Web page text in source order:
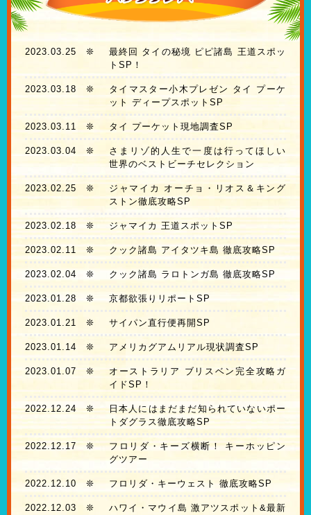
2023.03.25 ❊
最終回 タイの秘境 ピピ諸島 王道スポッ
トSP！
2023.03.18 ❊
タイマスター小木プレゼン タイ プーケ
ット ディープスポットSP
2023.03.11 ❊ タイ プーケット現地調査SP
2023.03.04 ❊
さまリゾ的人生で一度は行ってほしい
世界のベストビーチセレクション
2023.02.25 ❊
ジャマイカ オーチョ・リオス＆キング
ストン徹底攻略SP
2023.02.18❊ ジャマイカ 王道スポットSP
2023.02.11 ❊ クック諸島 アイタツキ島 徹底攻略SP
2023.02.04 ❊ クック諸島 ラロトンガ島 徹底攻略SP
2023.01.28 ❊ 京都欲張りリポートSP
2023.01.21 ❊ サイパン直行便再開SP
2023.01.14 ❊ アメリカグアムリアル現状調査SP
2023.01.07 ❊
オーストラリア ブリスベン完全攻略ガ
イドSP！
2022.12.24❊
日本人にはまだまだ知られていないポー
トダグラス徹底攻略SP
2022.12.17❊
フロリダ・キーズ横断！ キーホッピン
グツアー
2022.12.10 ❊ フロリダ・キーウェスト 徹底攻略SP
2022.12.03 ❊
ハワイ・マウイ島 激アツスポット&最新